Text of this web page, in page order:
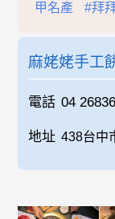
甲名產
#拜
麻姥姥手工
電話 04
地址 438台中